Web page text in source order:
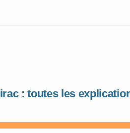
: toutes les